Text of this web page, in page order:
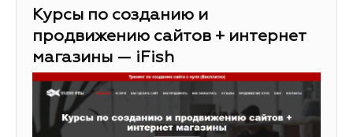
Курсы по созданию и
продвижению сайтов + интернет
магазины — iFish